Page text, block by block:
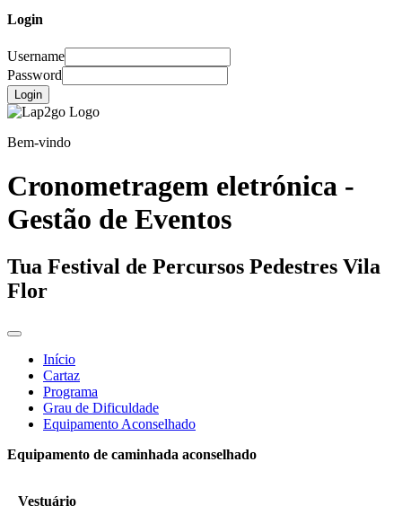
Login
Username
Password
Login
Bem-vindo
Cronometragem eletrónica -
Gestão de Eventos
Tua Festival de Percursos Pedestres Vila
Flor
Início
Cartaz
Programa
Grau de Dificuldade
Equipamento Aconselhado
Equipamento de caminhada aconselhado
Vestuário